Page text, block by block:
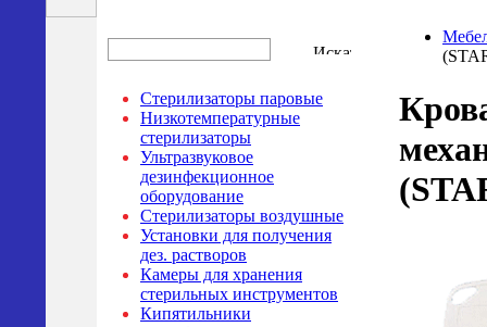
Стерилизаторы паровые
Низкотемпературные
стерилизаторы
Ультразвуковое
дезинфекционное
оборудование
Стерилизаторы воздушные
Установки для получения
дез. растворов
Камеры для хранения
стерильных инструментов
Кипятильники